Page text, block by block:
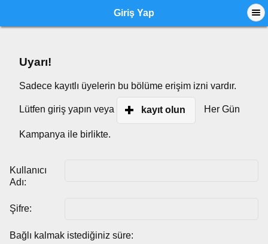
Giriş Yap
Uyarı!
Sadece kayıtlı üyelerin bu bölüme erişim izni vardır.
Lütfen giriş yapın veya kayıt olun Her Gün
Kampanya ile birlikte.
Kullanıcı
Adı:
Şifre:
Bağlı kalmak istediğiniz süre: